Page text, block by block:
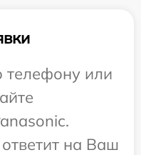
телефону или
на Ваш